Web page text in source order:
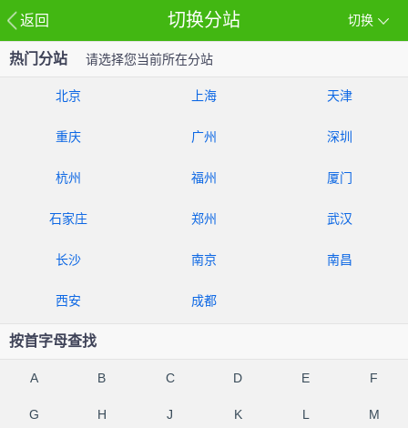
返回 切换
切换分站
热门分站 请选择您当前所在分站
北京 上海 天津
重庆 广州 深圳
杭州 福州 厦门
石家庄 郑州 武汉
长沙 南京 南昌
西安 成都
按首字母查找
A B C D E F
G H J K L M